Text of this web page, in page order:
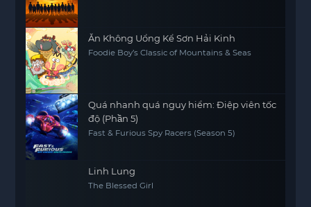
Ăn Không Uổng Kể Sơn Hải Kinh
Foodie Boy’s Classic of Mountains & Seas
Quá nhanh quá nguy hiểm: Điệp viên tốc
độ (Phần 5)
Fast & Furious Spy Racers (Season 5)
Linh Lung
The Blessed Girl